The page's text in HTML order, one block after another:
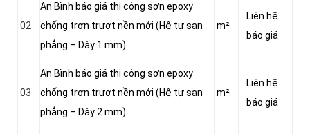
02
An Bình báo giá thi công sơn epoxy
chống trơn trượt nền mới (Hệ tự san
phẳng – Dày 1 mm)
m²
Liên hệ
báo giá
03
An Bình báo giá thi công sơn epoxy
chống trơn trượt nền mới (Hệ tự san
phẳng – Dày 2 mm)
m²
Liên hệ
báo giá